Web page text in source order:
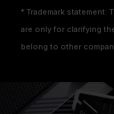
* Trademark statement:
are only for clarifying
belong to other